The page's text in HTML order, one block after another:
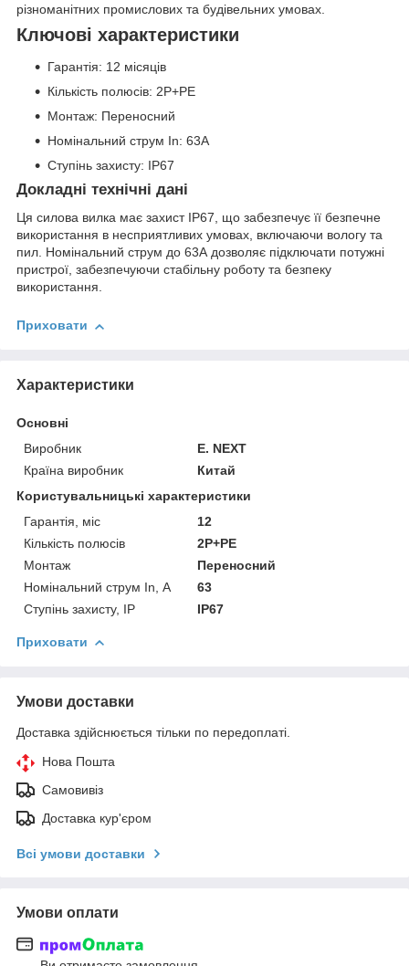
різноманітних промислових та будівельних умовах.
Ключові характеристики
Гарантія: 12 місяців
Кількість полюсів: 2P+PE
Монтаж: Переносний
Номінальний струм In: 63А
Ступінь захисту: IP67
Докладні технічні дані
Ця силова вилка має захист IP67, що забезпечує її безпечне
використання в несприятливих умовах, включаючи вологу та
пил. Номінальний струм до 63А дозволяє підключати потужні
пристрої, забезпечуючи стабільну роботу та безпеку
використання.
Приховати
Характеристики
Основні
Виробник
E. NEXT
Країна виробник
Китай
Користувальницькі характеристики
Гарантія, міс
12
Кількість полюсів
2P+PE
Монтаж
Переносний
Номінальний струм In, А
63
Ступінь захисту, IP
IP67
Приховати
Умови доставки
Доставка здійснюється тільки по передоплаті.
Нова Пошта
Самовивіз
Доставка кур'єром
Всі умови доставки
Умови оплати